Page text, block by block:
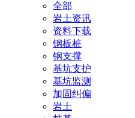
全部
岩土资讯
资料下载
钢板桩
钢支撑
基坑支护
基坑监测
加固纠偏
岩土